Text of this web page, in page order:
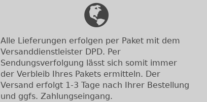
Alle Lieferungen erfolgen per Paket mit dem
Versanddienstleister DPD. Per
Sendungsverfolgung lässt sich somit immer
der Verbleib Ihres Pakets ermitteln. Der
Versand erfolgt 1-3 Tage nach Ihrer Bestellung
und ggfs. Zahlungseingang.